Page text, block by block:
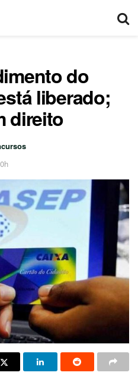
do
liberado;
direito